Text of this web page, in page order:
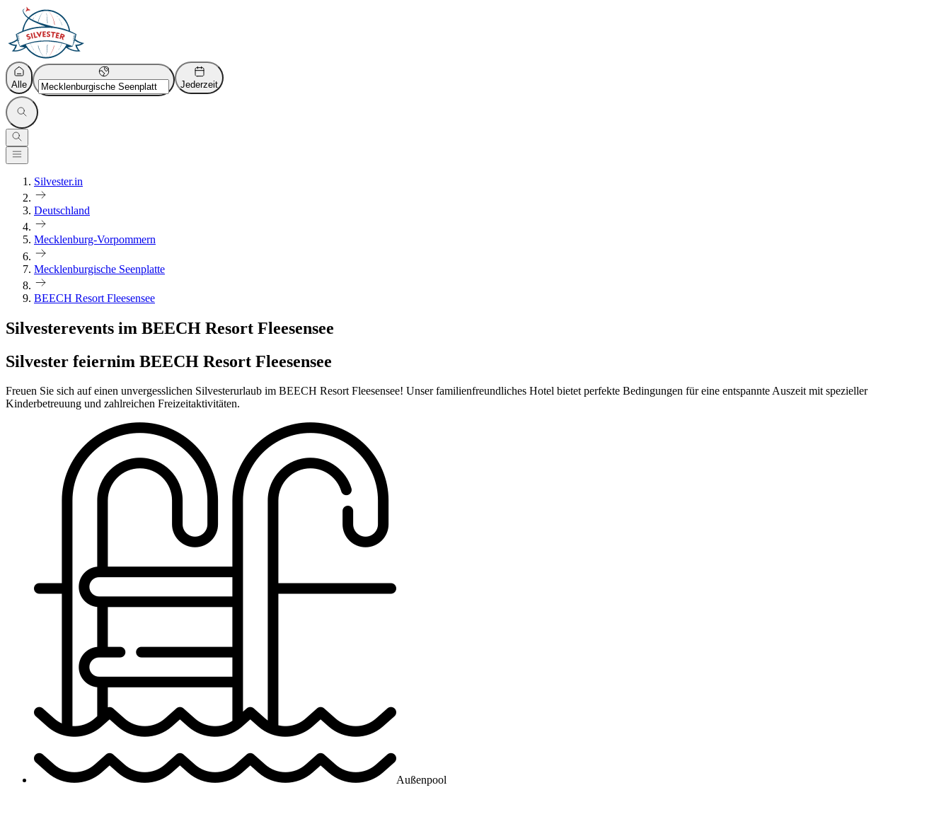
Alle Jederzeit
Silvester.in
Deutschland
Mecklenburg-Vorpommern
Mecklenburgische Seenplatte
BEECH Resort Fleesensee
Silvesterevents im BEECH Resort Fleesensee
Silvester feiernim BEECH Resort Fleesensee
Freuen Sie sich auf einen unvergesslichen Silvesterurlaub im BEECH Resort Fleesensee! Unser familienfreundliches Hotel bietet perfekte Bedingungen für eine entspannte Auszeit mit spezieller
Kinderbetreuung und zahlreichen Freizeitaktivitäten.
Außenpool